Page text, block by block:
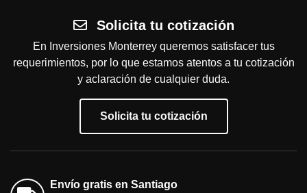
Solicita tu cotización
En Inversiones Monterrey queremos satisfacer tus
requerimientos, por lo que estamos atentos a tu cotización
y aclaración de cualquier duda.
Solicita tu cotización
Envío gratis en Santiago